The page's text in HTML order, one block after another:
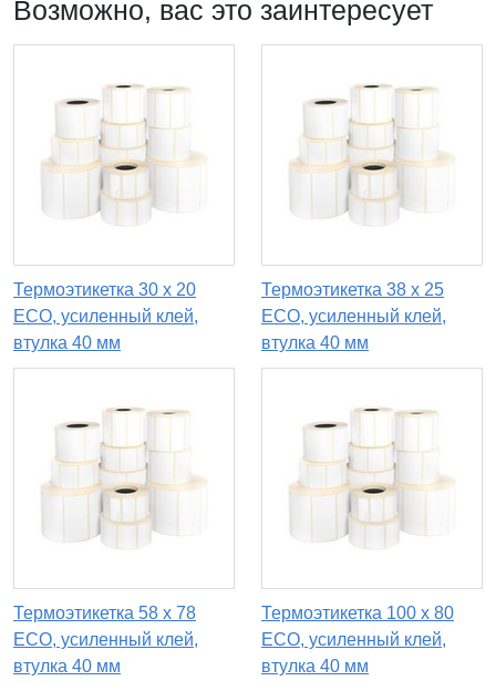
Возможно, вас это заинтересует
Термоэтикетка 30 х 20
ECO, усиленный клей,
втулка 40 мм
Термоэтикетка 38 х 25
ECO, усиленный клей,
втулка 40 мм
Термоэтикетка 58 х 78
ECO, усиленный клей,
втулка 40 мм
Термоэтикетка 100 х 80
ECO, усиленный клей,
втулка 40 мм